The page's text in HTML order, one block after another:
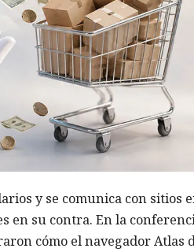
y se comunica con sitios
en su contra. En la
cómo el navegador Atlas